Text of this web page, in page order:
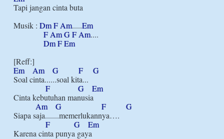
Tapi jangan cinta buta
Musik : DmF Am.....Em
F AmGF Am....
DmFEm
Em
Am G F
G
Soal cinta......soal kita...
F
G
Em
Cinta kebutuhan manusia
Am
G F
G
Siapa saja.......memerlukannya….
F
G
Em
Karena cinta punya gaya